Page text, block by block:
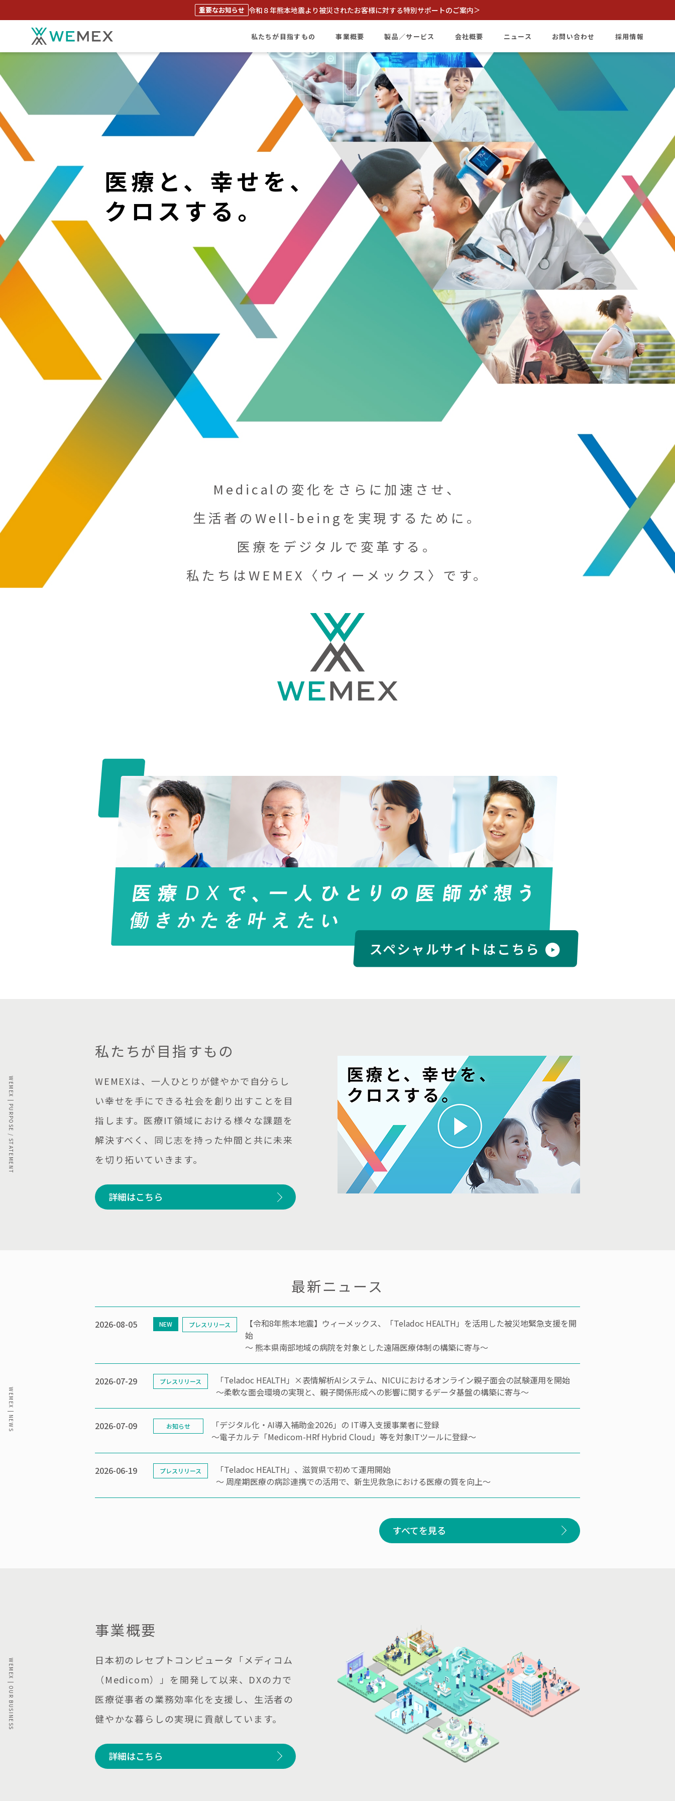
重要なお知らせ 令和８年熊本地震より被災されたお客様に対する特別サポートのご案内＞
私たちが目指すもの 事業概要 製品／サービス 会社概要
会社情報
沿革
代表挨拶
拠点一覧
ニュース お問い合わせ 採用情報
医療と、 幸せを、
クロスする。
Medicalの変化をさらに加速させ、
生活者のWell-beingを 実現するために。
医療をデジタルで変革する。
私たちはWEMEX 〈ウィーメックス〉です。
私たちが目指すもの
WEMEXは、一人ひとりが健やかで自分らし
い幸せを手にできる社会を創り出すことを目
指します。医療IT領域における様々な課題を
解決すべく、同じ志を持った仲間と共に未来
を切り拓いていきます。
詳細はこちら
最新ニュース
2026-08-05 NEW プレスリリース
【令和8年熊本地震】ウィーメックス、「Teladoc HEALTH」を活用した被災地緊急支援を開
始
～ 熊本県南部地域の病院を対象とした遠隔医療体制の構築に寄与～
2026-07-29 プレスリリース
「Teladoc HEALTH」×表情解析AIシステム、NICUにおけるオンライン親子面会の試験運用を開始
～柔軟な面会環境の実現と、親子関係形成への影響に関するデータ基盤の構築に寄与～
2026-07-09 お知らせ
「デジタル化・AI導入補助金2026」の IT導入支援事業者に登録
～電子カルテ「Medicom-HRf Hybrid Cloud」等を対象ITツールに登録～
2026-06-19 プレスリリース
「Teladoc HEALTH」、滋賀県で初めて運用開始
～ 周産期医療の病診連携での活用で、新生児救急における医療の質を向上～
すべてを見る
事業概要
日本初のレセプトコンピュータ「メディコム
（Medicom）」を開発して以来、DXの力で
医療従事者の業務効率化を支援し、生活者の
健やかな暮らしの実現に貢献しています。
詳細はこちら